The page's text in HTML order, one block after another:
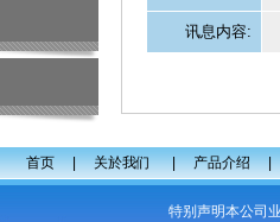
讯息内容:
首页|关於我们|产品介绍
特别声明本公司